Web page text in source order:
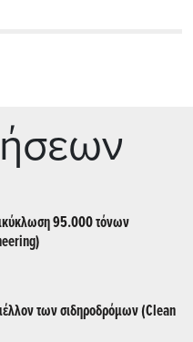
95.000 τόνων
των σιδηροδρόμων (Clean